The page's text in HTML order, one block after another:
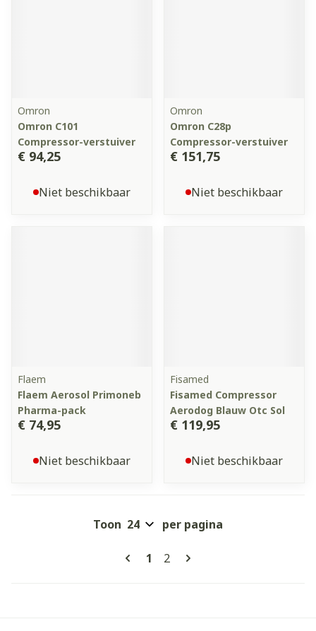
Omron
Omron C101
Compressor-verstuiver
€ 94,25
Niet beschikbaar
Omron
Omron C28p
Compressor-verstuiver
€ 151,75
Niet beschikbaar
Flaem
Flaem Aerosol Primoneb
Pharma-pack
€ 74,95
Niet beschikbaar
Fisamed
Fisamed Compressor
Aerodog Blauw Otc Sol
€ 119,95
Niet beschikbaar
Pagina's
U lees momenteel pagina
1 Pagina
2
Toon per pagina